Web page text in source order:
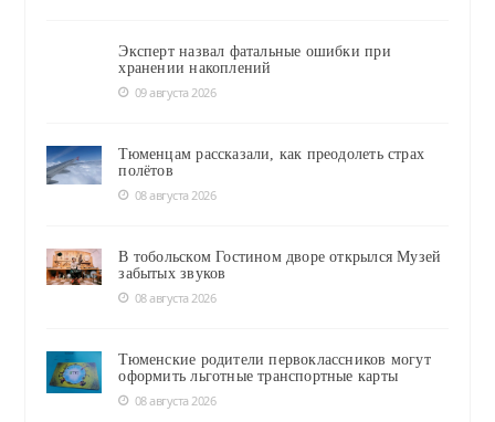
Эксперт назвал фатальные ошибки при
хранении накоплений
09 августа 2026
Тюменцам рассказали, как преодолеть страх
полётов
08 августа 2026
В тобольском Гостином дворе открылся Музей
забытых звуков
08 августа 2026
Тюменские родители первоклассников могут
оформить льготные транспортные карты
08 августа 2026